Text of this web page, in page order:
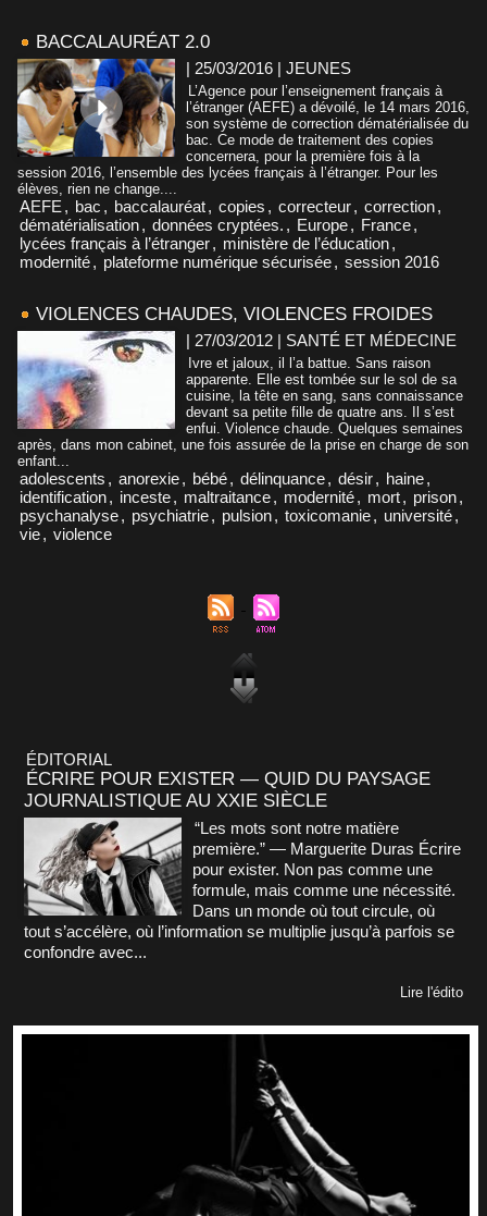
BACCALAURÉAT 2.0
| 25/03/2016 | JEUNES
L’Agence pour l’enseignement français à
l’étranger (AEFE) a dévoilé, le 14 mars 2016,
son système de correction dématérialisée du
bac. Ce mode de traitement des copies
concernera, pour la première fois à la
session 2016, l’ensemble des lycées français à l’étranger. Pour les
élèves, rien ne change....
AEFE , bac , baccalauréat, copies , correcteur, correction,
dématérialisation, données cryptées. , Europe, France,
lycées français à l’étranger, ministère de l’éducation,
modernité, plateforme numérique sécurisée, session 2016
VIOLENCES CHAUDES, VIOLENCES FROIDES
| 27/03/2012 | SANTÉ ET MÉDECINE
Ivre et jaloux, il l’a battue. Sans raison
apparente. Elle est tombée sur le sol de sa
cuisine, la tête en sang, sans connaissance
devant sa petite fille de quatre ans. Il s’est
enfui. Violence chaude. Quelques semaines
après, dans mon cabinet, une fois assurée de la prise en charge de son
enfant...
adolescents , anorexie, bébé, délinquance, désir, haine,
identification, inceste, maltraitance, modernité, mort, prison,
psychanalyse, psychiatrie, pulsion, toxicomanie, université,
vie, violence
ÉDITORIAL
ÉCRIRE POUR EXISTER — QUID DU PAYSAGE
JOURNALISTIQUE AU XXIE SIÈCLE
“Les mots sont notre matière
première.” — Marguerite Duras Écrire
pour exister. Non pas comme une
formule, mais comme une nécessité.
Dans un monde où tout circule, où
tout s’accélère, où l’information se multiplie jusqu’à parfois se
confondre avec...
Lire l'édito